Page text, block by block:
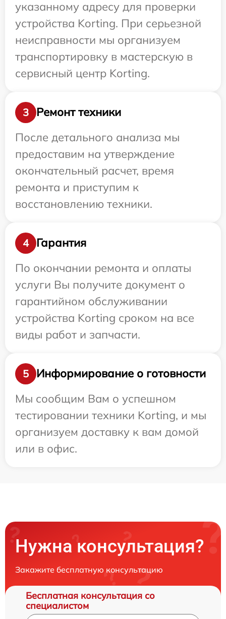
указанному адресу для проверки
устройства Korting. При серьезной
неисправности мы организуем
транспортировку в мастерскую в
сервисный центр Korting.
3
Ремонт техники
После детального анализа мы
предоставим на утверждение
окончательный расчет, время
ремонта и приступим к
восстановлению техники.
4
Гарантия
По окончании ремонта и оплаты
услуги Вы получите документ о
гарантийном обслуживании
устройства Korting сроком на все
виды работ и запчасти.
5
Информирование о готовности
Мы сообщим Вам о успешном
тестировании техники Korting, и мы
организуем доставку к вам домой
или в офис.
Нужна консультация?
Закажите бесплатную консультацию
Бесплатная консультация со
специалистом